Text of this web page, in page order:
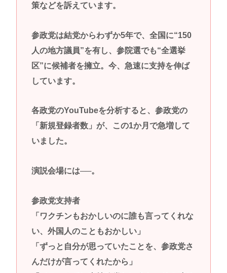
策などを訴えています。
参政党は結党からわずか5年で、全国に“150
人の地方議員”を有し、参院選でも“全選挙
区”に候補者を擁立。今、急速に支持を伸ば
しています。
各政党のYouTubeを分析すると、参政党の
「新規登録者数」が、この1か月で急増して
いました。
演説会場には──。
参政党支持者
「ワクチンもおかしいのに誰も言ってくれな
い、外国人のこともおかしい」
「ずっと自分が思っていたことを、参政党さ
んだけが言ってくれたから」